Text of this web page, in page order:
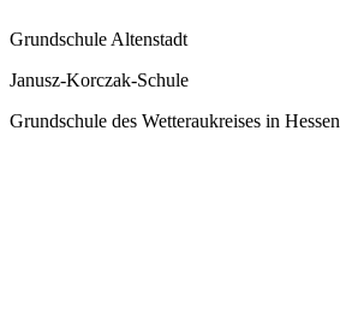
Grundschule Altenstadt
Janusz-Korczak-Schule
Grundschule des Wetteraukreises in Hessen